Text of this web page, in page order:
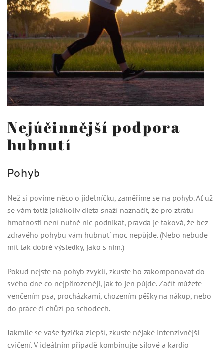
Nejúčinnější podpora
hubnutí
Pohyb
Než si povíme něco o jídelníčku, zaměříme se na pohyb. Ať už
se vám totiž jakákoliv dieta snaží naznačit, že pro ztrátu
hmotnosti není nutné nic podnikat, pravda je taková, že bez
zdravého pohybu vám hubnutí moc nepůjde. (Nebo nebude
mít tak dobré výsledky, jako s ním.)
Pokud nejste na pohyb zvyklí, zkuste ho zakomponovat do
svého dne co nejpřirozeněji, jak to jen půjde. Začít můžete
venčením psa, procházkami, chozením pěšky na nákup, nebo
do práce či chůzí po schodech.
Jakmile se vaše fyzička zlepší, zkuste nějaké intenzivnější
cvičení. V ideálním případě kombinujte silové a kardio